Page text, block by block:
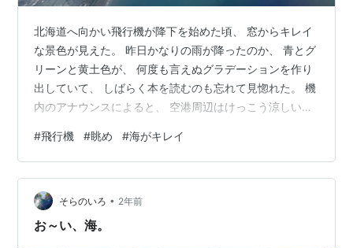
北海道へ向かい飛行機が降下を始めた頃、 窓からキレイ
な景色が見えた。 昨日かなりの雨が降ったのか、 青とグ
リーンと黄土色が、 何度も言えぬグラデーションを作り
出していて、 しばらく本を読むのも忘れて見惚れた。 機
内のアナウンスによると、 空港周辺はけっこう涼しいら
#飛行機 #眺め #海がキレイ
そらのいろ • 2年前
お～い、海。